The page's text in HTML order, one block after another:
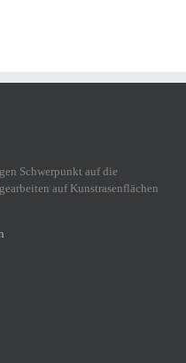
Schwerpunkt auf die
auf Kunstrasenflächen